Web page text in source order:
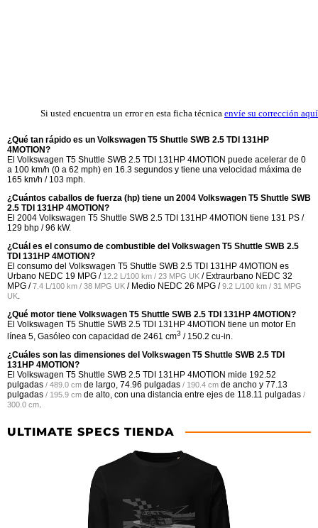
Si usted encuentra un error en esta ficha técnica envíe su corrección aquí
¿Qué tan rápido es un Volkswagen T5 Shuttle SWB 2.5 TDI 131HP
4MOTION?
El Volkswagen T5 Shuttle SWB 2.5 TDI 131HP 4MOTION puede acelerar de 0
a 100 km/h (0 a 62 mph) en 16.3 segundos y tiene una velocidad máxima de
165 km/h / 103 mph.
¿Cuántos caballos de fuerza (hp) tiene un 2004 Volkswagen T5 Shuttle SWB
2.5 TDI 131HP 4MOTION?
El 2004 Volkswagen T5 Shuttle SWB 2.5 TDI 131HP 4MOTION tiene 131 PS /
129 bhp / 96 kW.
¿Cuál es el consumo de combustible del Volkswagen T5 Shuttle SWB 2.5
TDI 131HP 4MOTION?
El consumo del Volkswagen T5 Shuttle SWB 2.5 TDI 131HP 4MOTION es
Urbano NEDC 19 MPG / 12.2 L/100 km / 23 MPG UK / Extraurbano NEDC 32
MPG /7.4 L/100 km / 38 MPG UK / Medio NEDC 26 MPG /9.2 L/100 km / 31 MPG
UK.
¿Qué motor tiene Volkswagen T5 Shuttle SWB 2.5 TDI 131HP 4MOTION?
El Volkswagen T5 Shuttle SWB 2.5 TDI 131HP 4MOTION tiene un motor En
línea 5, Gasóleo con capacidad de 2461 cm3 / 150.2 cu-in.
¿Cuáles son las dimensiones del Volkswagen T5 Shuttle SWB 2.5 TDI
131HP 4MOTION?
El Volkswagen T5 Shuttle SWB 2.5 TDI 131HP 4MOTION mide 192.52
pulgadas / 489.0 cm de largo, 74.96 pulgadas / 190.4 cm de ancho y 77.13
pulgadas / 195.9 cm de alto, con una distancia entre ejes de 118.11 pulgadas /
300.0 cm.
ULTIMATE SPECS TIENDA